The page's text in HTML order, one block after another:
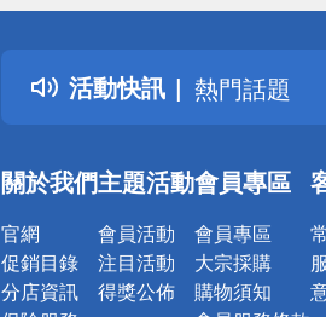
活動快訊
詐騙網頁！
得獎公告
熱門話題
銀行優惠
詐騙網頁！
關於我們
官網
促銷目錄
分店資訊
主題活動
會員活動
注目活動
得獎公佈
會員專區
會員專區
大宗採購
購物須知